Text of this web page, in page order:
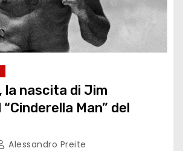
la nascita di Jim
Man” del
Alessandro Preite